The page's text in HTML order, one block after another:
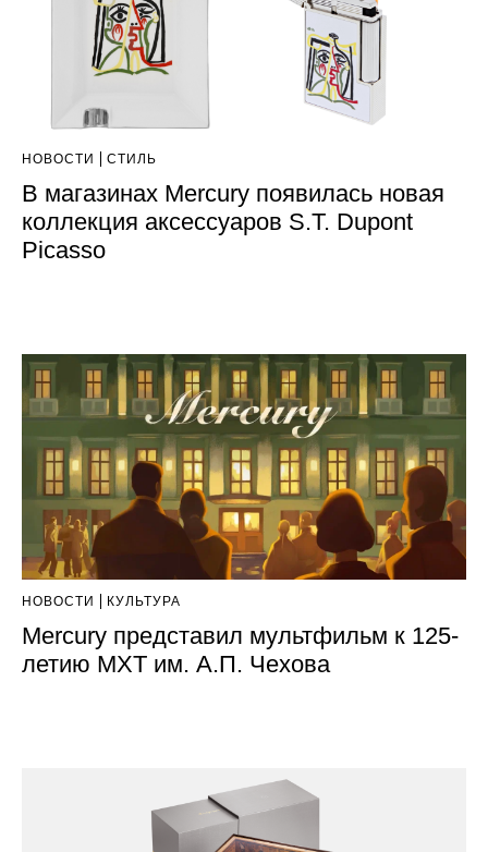
НОВОСТИ СТИЛЬ
В магазинах Mercury появилась новая
коллекция аксессуаров S.T. Dupont
Picasso
НОВОСТИ КУЛЬТУРА
Mercury представил мультфильм к 125-
летию МХТ им. А.П. Чехова